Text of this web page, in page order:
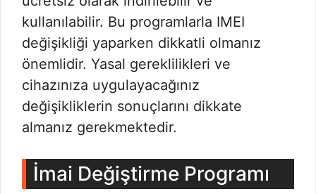
kullanılabilir. Bu programlarla IMEI
değişikliği yaparken dikkatli olmanız
önemlidir. Yasal gereklilikleri ve
cihazınıza uygulayacağınız
değişikliklerin sonuçlarını dikkate
almanız gerekmektedir.
İmai Değiştirme Programı